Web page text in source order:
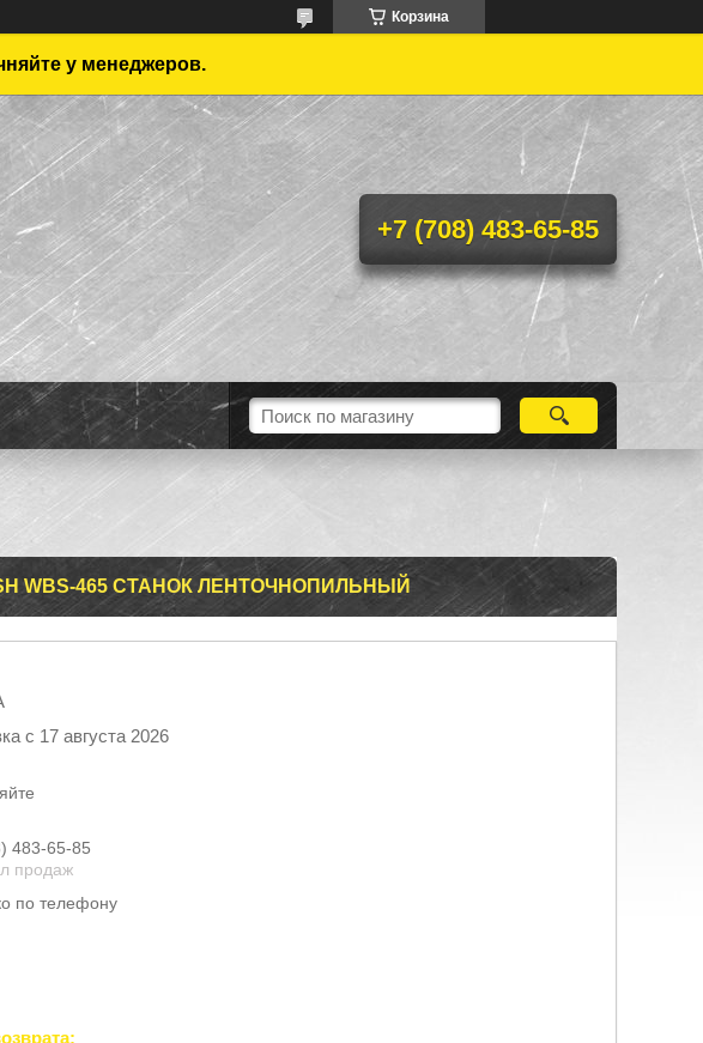
Корзина
у менеджеров.
+7 (708) 483-65-85
WBS-465 СТАНОК ЛЕНТОЧНОПИЛЬНЫЙ
с 17 августа 2026
483-65-85
продаж
по телефону